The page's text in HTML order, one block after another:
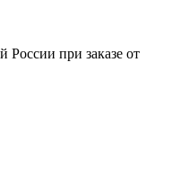
России при заказе от